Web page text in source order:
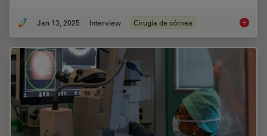
Jan 13, 2025 Interview Cirugía de córnea How